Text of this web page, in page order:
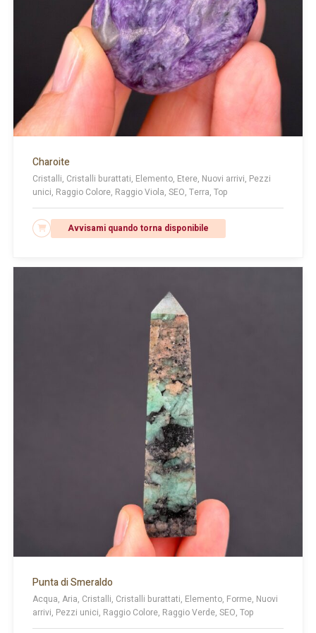
Charoite
Cristalli, Cristalli burattati, Elemento, Etere, Nuovi arrivi, Pezzi
unici, Raggio Colore, Raggio Viola, SEO, Terra, Top
33.00
LEGGI TUTTO
Avvisami quando torna disponibile
Punta di Smeraldo
Acqua, Aria, Cristalli, Cristalli burattati, Elemento, Forme, Nuovi
arrivi, Pezzi unici, Raggio Colore, Raggio Verde, SEO, Top